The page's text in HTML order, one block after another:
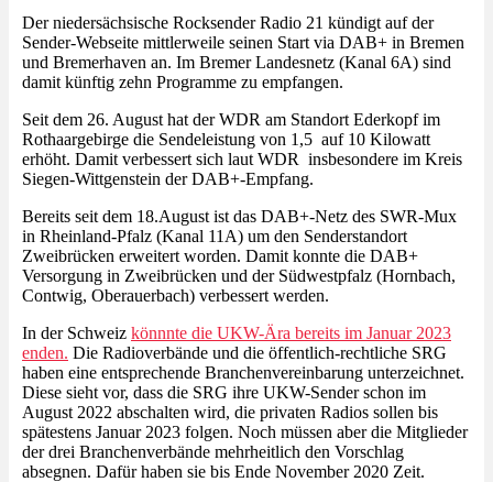
Der niedersächsische Rocksender Radio 21 kündigt auf der
Sender-Webseite mittlerweile seinen Start via DAB+ in Bremen
und Bremerhaven an. Im Bremer Landesnetz (Kanal 6A) sind
damit künftig zehn Programme zu empfangen.
Seit dem 26. August hat der WDR am Standort Ederkopf im
Rothaargebirge die Sendeleistung von 1,5 auf 10 Kilowatt
erhöht. Damit verbessert sich laut WDR insbesondere im Kreis
Siegen-Wittgenstein der DAB+-Empfang.
Bereits seit dem 18.August ist das DAB+-Netz des SWR-Mux
in Rheinland-Pfalz (Kanal 11A) um den Senderstandort
Zweibrücken erweitert worden. Damit konnte die DAB+
Versorgung in Zweibrücken und der Südwestpfalz (Hornbach,
Contwig, Oberauerbach) verbessert werden.
In der Schweiz könnnte die UKW-Ära bereits im Januar 2023
enden. Die Radioverbände und die öffentlich-rechtliche SRG
haben eine entsprechende Branchenvereinbarung unterzeichnet.
Diese sieht vor, dass die SRG ihre UKW-Sender schon im
August 2022 abschalten wird, die privaten Radios sollen bis
spätestens Januar 2023 folgen. Noch müssen aber die Mitglieder
der drei Branchenverbände mehrheitlich den Vorschlag
absegnen. Dafür haben sie bis Ende November 2020 Zeit.